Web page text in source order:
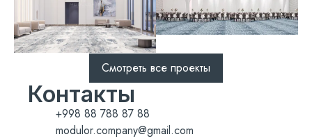
Смотреть все проекты
Контакты
+998 88 788 87 88
modulor.company@gmail.com